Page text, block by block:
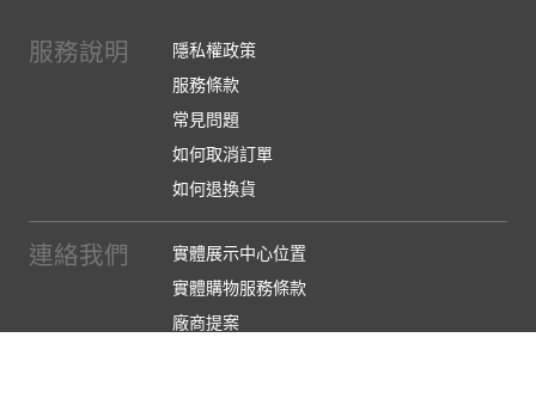
服務說明
隱私權政策
服務條款
常見問題
如何取消訂單
如何退換貨
連絡我們
實體展示中心位置
實體購物服務條款
廠商提案